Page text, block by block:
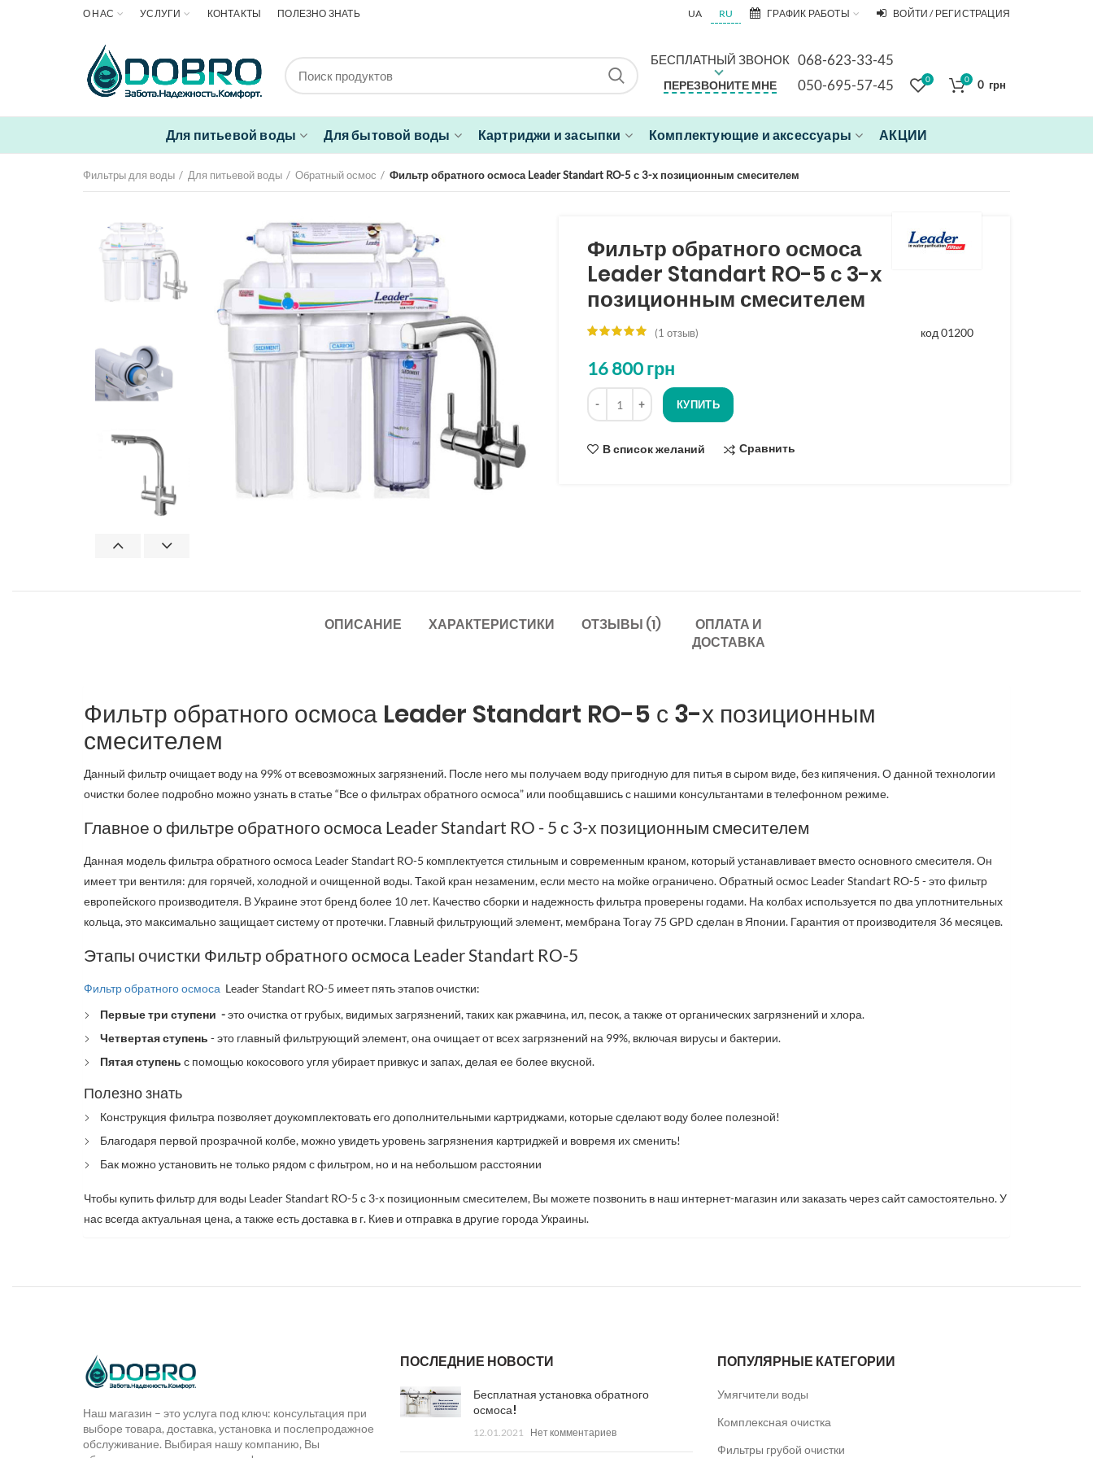
О НАС УСЛУГИ КОНТАКТЫ ПОЛЕЗНО ЗНАТЬ UA RU ГРАФИК РАБОТЫ ВОЙТИ / РЕГИСТРАЦИЯ
БЕСПЛАТНЫЙ ЗВОНОК 068-623-33-45
ПЕРЕЗВОНИТЕ МНЕ 050-695-57-45 0 0 0 грн
Для питьевой воды Для бытовой воды Картриджи и засыпки Комплектующие и аксессуары АКЦИИ
Фильтры для воды Для питьевой воды Обратный осмос Фильтр обратного осмоса Leader Standart RO-5 с 3-х позиционным смесителем
Фильтр обратного осмоса
Leader Standart RO-5 с 3-х
позиционным смесителем
код 01200
(1 отзыв)
16 800грн
Количество
КУПИТЬ
В список желаний Сравнить
ОПИСАНИЕ ХАРАКТЕРИСТИКИ ОТЗЫВЫ (1)
ОПЛАТА И
ДОСТАВКА
Фильтр обратного осмоса Leader Standart RO-5 с 3-х позиционным
смесителем
Данный фильтр очищает воду на 99% от всевозможных загрязнений. После него мы получаем воду пригодную для питья в сыром виде, без кипячения. О данной технологии
очистки более подробно можно узнать в статье “Все о фильтрах обратного осмоса” или пообщавшись с нашими консультантами в телефонном режиме.
Главное о фильтре обратного осмоса Leader Standart RO - 5 с 3-х позиционным смесителем
Данная модель фильтра обратного осмоса Leader Standart RO-5 комплектуется стильным и современным краном, который устанавливает вместо основного смесителя. Он
имеет три вентиля: для горячей, холодной и очищенной воды. Такой кран незаменим, если место на мойке ограничено.Обратный осмос Leader Standart RO-5 - это фильтр
европейского производителя. В Украине этот бренд более 10 лет. Качество сборки и надежность фильтра проверены годами. На колбах используется по два уплотнительных
кольца, это максимально защищает систему от протечки. Главный фильтрующий элемент, мембрана Toray 75 GPD сделан в Японии. Гарантия от производителя 36 месяцев.
Этапы очистки Фильтр обратного осмоса Leader Standart RO-5
Фильтр обратного осмоса Leader Standart RO-5 имеет пять этапов очистки:
Первые три ступени -это очистка от грубых, видимых загрязнений, таких как ржавчина, ил, песок, а также от органических загрязнений и хлора.
Четвертая ступень - это главный фильтрующий элемент, она очищает от всех загрязнений на 99%, включая вирусы и бактерии.
Пятая ступень с помощью кокосового угля убирает привкус и запах, делая ее более вкусной.
Полезно знать
Конструкция фильтра позволяет доукомплектовать его дополнительными картриджами, которые сделают воду более полезной!
Благодаря первой прозрачной колбе, можно увидеть уровень загрязнения картриджей и вовремя их сменить!
Бак можно установить не только рядом с фильтром, но и на небольшом расстоянии
Чтобы купить фильтр для воды Leader Standart RO-5 с 3-х позиционным смесителем, Вы можете позвонить в наш интернет-магазин или заказать через сайт самостоятельно. У
нас всегда актуальная цена, а также есть доставка в г. Киев и отправка в другие города Украины.
Наш магазин – это услуга под ключ: консультация при
выборе товара, доставка, установка и послепродажное
обслуживание. Выбирая нашу компанию, Вы
ПОСЛЕДНИЕ НОВОСТИ
Бесплатная установка обратного
осмоса!
12.01.2021 Нет комментариев
ПОПУЛЯРНЫЕ КАТЕГОРИИ
Умягчители воды
Комплексная очистка
Фильтры грубой очистки